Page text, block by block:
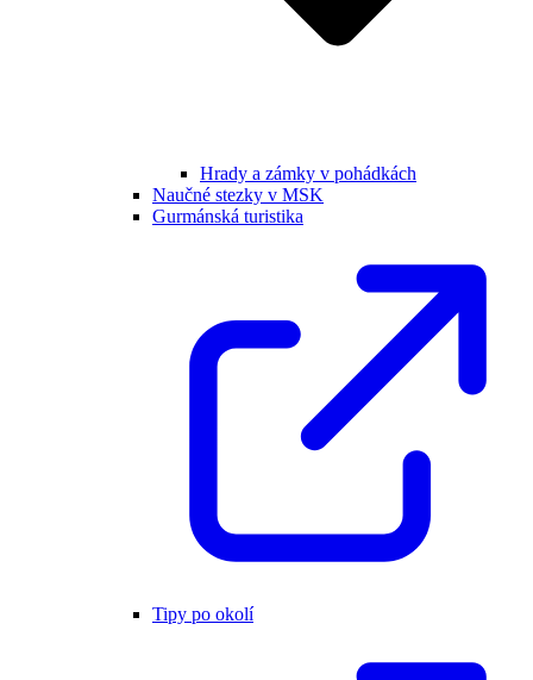
Hrady a zámky v pohádkách
Naučné stezky v MSK
Gurmánská turistika
Tipy po okolí